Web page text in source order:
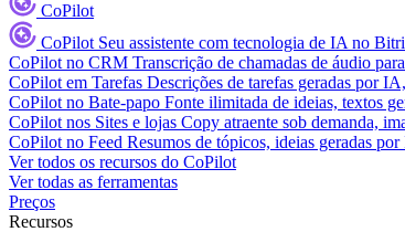
CoPilot
CoPilot Seu assistente com tecnologia de IA no
CoPilot no CRM Transcrição de chamadas de áudio
CoPilot em Tarefas Descrições de tarefas geradas por
CoPilot no Bate-papo Fonte ilimitada de ideias, textos
CoPilot nos Sites e lojas Copy atraente sob demanda,
CoPilot no Feed Resumos de tópicos, ideias geradas
Ver todos os recursos do CoPilot
Ver todas as ferramentas
Preços
Recursos